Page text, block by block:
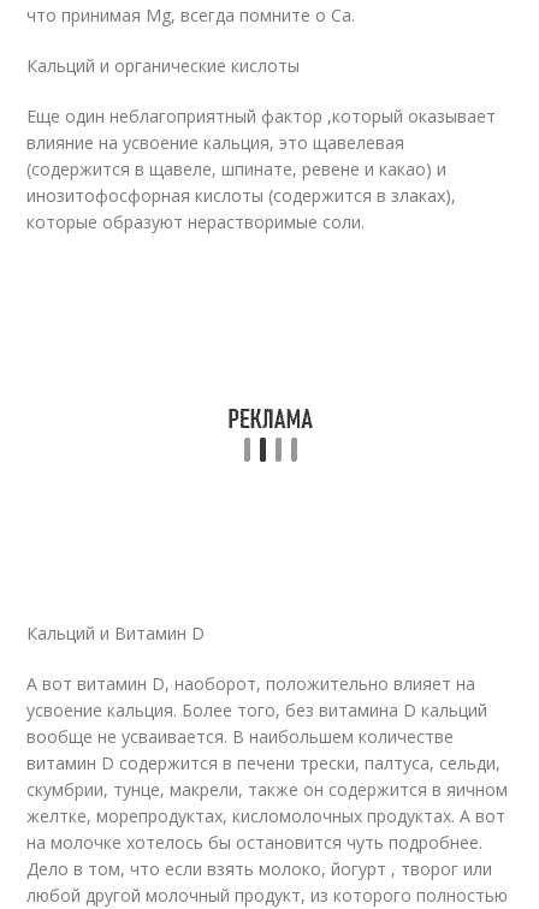
что принимая Mg, всегда помните о Ca.
Кальций и органические кислоты
Еще один неблагоприятный фактор ,который оказывает
влияние на усвоение кальция, это щавелевая
(содержится в щавеле, шпинате, ревене и какао) и
инозитофосфорная кислоты (содержится в злаках),
которые образуют нерастворимые соли.
Кальций и Витамин D
А вот витамин D, наоборот, положительно влияет на
усвоение кальция. Более того, без витамина D кальций
вообще не усваивается. В наибольшем количестве
витамин D содержится в печени трески, палтуса, сельди,
скумбрии, тунце, макрели, также он содержится в яичном
желтке, морепродуктах, кисломолочных продуктах. А вот
на молочке хотелось бы остановится чуть подробнее.
Дело в том, что если взять молоко, йогурт , творог или
любой другой молочный продукт, из которого полностью